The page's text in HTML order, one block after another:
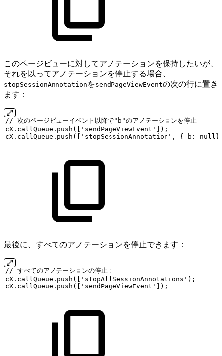
このページビューに対してアノテーションを保持したいが、
それを以ってアノテーションを停止する場合、
stopSessionAnnotation をsendPageViewEventの次の行に置き
ます：
// 次のページビューイベント以降で"b"のアノテーションを停止
cX.callQueue.push(['sendPageViewEvent']);
cX.callQueue.push(['stopSessionAnnotation',
{ b:
最後に、すべてのアノテーションを停止できます：
// すべてのアノテーションの停止：
cX.callQueue.push(['stopAllSessionAnnotations');
cX.callQueue.push(['sendPageViewEvent']);